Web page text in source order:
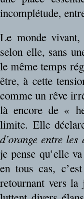
incomplétude,
Le monde
selon elle, sans
le même temps
être, à cette
comme un rêve
là encore de «
limite. Elle
d’orange entre les
je pense qu’elle
en tous cas,
retournant vers la